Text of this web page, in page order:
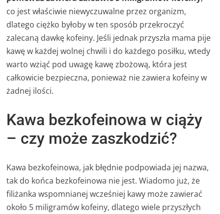
co jest właściwie niewyczuwalne przez organizm,
dlatego ciężko byłoby w ten sposób przekroczyć
zalecaną dawkę kofeiny. Jeśli jednak przyszła mama pije
kawę w każdej wolnej chwili i do każdego posiłku, wtedy
warto wziąć pod uwagę kawę zbożową, która jest
całkowicie bezpieczna, ponieważ nie zawiera kofeiny w
żadnej ilości.
Kawa bezkofeinowa w ciąży
– czy może zaszkodzić?
Kawa bezkofeinowa, jak błędnie podpowiada jej nazwa,
tak do końca bezkofeinowa nie jest. Wiadomo już, że
filiżanka wspomnianej wcześniej kawy może zawierać
około 5 miligramów kofeiny, dlatego wiele przyszłych